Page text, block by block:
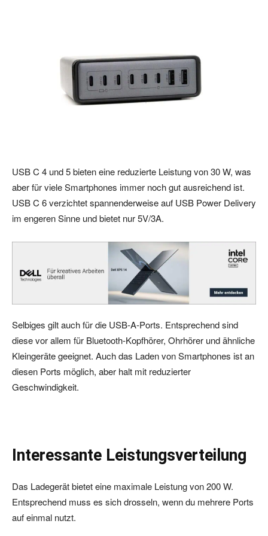
USB C 4 und 5 bieten eine reduzierte Leistung von 30 W, was
aber für viele Smartphones immer noch gut ausreichend ist.
USB C 6 verzichtet spannenderweise auf USB Power Delivery
im engeren Sinne und bietet nur 5V/3A.
Selbiges gilt auch für die USB-A-Ports. Entsprechend sind
diese vor allem für Bluetooth-Kopfhörer, Ohrhörer und ähnliche
Kleingeräte geeignet. Auch das Laden von Smartphones ist an
diesen Ports möglich, aber halt mit reduzierter
Geschwindigkeit.
Interessante Leistungsverteilung
Das Ladegerät bietet eine maximale Leistung von 200 W.
Entsprechend muss es sich drosseln, wenn du mehrere Ports
auf einmal nutzt.